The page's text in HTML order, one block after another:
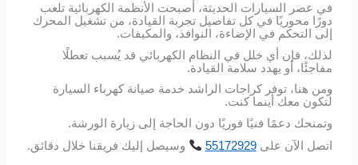
في عصر السيارات الحديثة، أصبحت الأنظمة الكهربائية تلعب
دورًا محوريًا في كل تفاصيل تجربة القيادة، من تشغيل المحرك
إلى التحكم في الإضاءة، النوافذ، والمكيفات.
لذلك، فإن أي خلل في النظام الكهربائي قد يُسبب تعطلًا
مفاجئًا، أو يهدد سلامة القيادة.
ومن هنا، توفر كراجات الراشد خدمة صيانة كهرباء السيارة
لتكون معك أينما كنت.
وتمنحك دعمًا فنيًا فوريًا دون الحاجة إلى زيارة الورشة.
اتصل
الآن على 55172929 وسيصل إليك فريقنا خلال دقائق.